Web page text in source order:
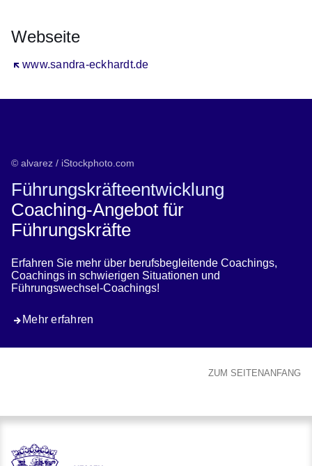
Webseite
www.sandra-eckhardt.de
Öffnet sich in einem neuen Fenster
© alvarez / iStockphoto.com
Führungskräfteentwicklung
Coaching-Angebot für
Führungskräfte
Erfahren Sie mehr über berufsbegleitende Coachings,
Coachings in schwierigen Situationen und
Führungswechsel-Coachings!
Mehr erfahren
ZUM SEITENANFANG